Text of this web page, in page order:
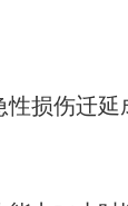
损伤迁延